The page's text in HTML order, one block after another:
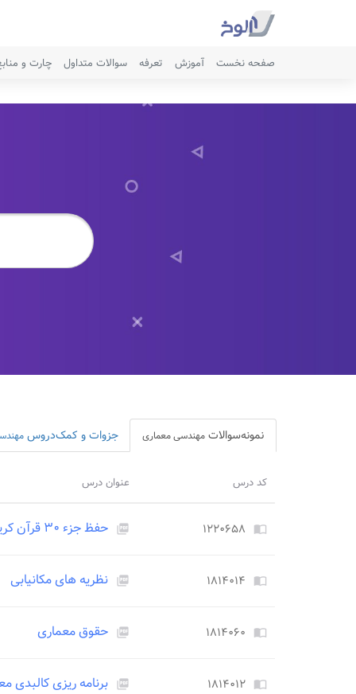
صفحه نخست آموزش تعرفه سوالات متداول چارت و
نمونه‌سوالات مهندسی معماری جزوات و کمک‌دروس
کد درس عنوان درس
import_contacts ۱۲۲۰۶۵۸ picture_as_pdf حفظ جزء ۳۰ قرآن کریم
import_contacts ۱۸۱۴۰۱۴ picture_as_pdf نظریه های مکانیابی
import_contacts ۱۸۱۴۰۶۰ picture_as_pdf حقوق معماری
import_contacts ۱۸۱۴۰۱۲ picture_as_pdf برنامه ریزی کالبدی